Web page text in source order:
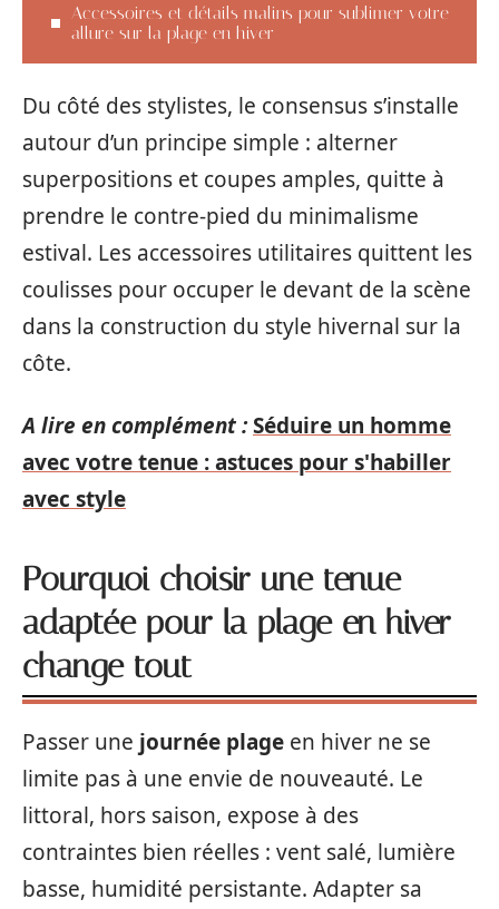
Accessoires et détails malins pour sublimer votre
allure sur la plage en hiver
Du côté des stylistes, le consensus s’installe
autour d’un principe simple : alterner
superpositions et coupes amples, quitte à
prendre le contre-pied du minimalisme
estival. Les accessoires utilitaires quittent les
coulisses pour occuper le devant de la scène
dans la construction du style hivernal sur la
côte.
A lire en complément :Séduire un homme
avec votre tenue : astuces pour s'habiller
avec style
Pourquoi choisir une tenue
adaptée pour la plage en hiver
change tout
Passer une journée plage en hiver ne se
limite pas à une envie de nouveauté. Le
littoral, hors saison, expose à des
contraintes bien réelles : vent salé, lumière
basse, humidité persistante. Adapter sa